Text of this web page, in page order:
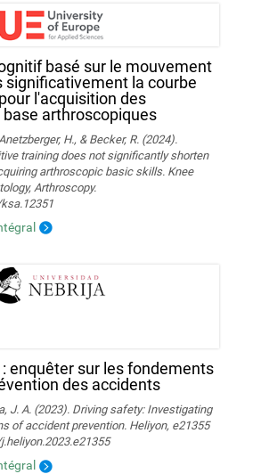
basé sur le mouvement
significativement la courbe
l'acquisition des
arthroscopiques
H., & Becker, R. (2024).
training does not significantly shorten
arthroscopic basic skills. Knee
Arthroscopy.
enquêter sur les fondements
des accidents
J. A. (2023). Driving safety: Investigating
of accident prevention. Heliyon, e21355